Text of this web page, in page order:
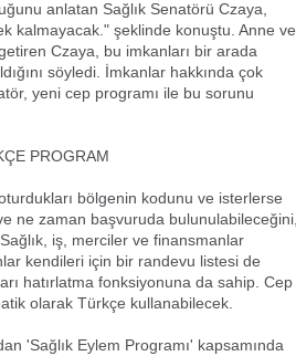
anlatan Sağlık Senatörü Czaya,
kalmayacak." şeklinde konuştu. Anne ve
Czaya, bu imkanları bir arada
söyledi. İmkanlar hakkında çok
yeni cep programı ile bu sorunu
PROGRAM
bölgenin kodunu ve isterlerse
ne zaman başvuruda bulunulabileceğini,
iş, merciler ve finansmanlar
kendileri için bir randevu listesi de
hatırlatma fonksiyonuna da sahip. Cep
olarak Türkçe kullanabilecek.
'Sağlık Eylem Programı' kapsamında